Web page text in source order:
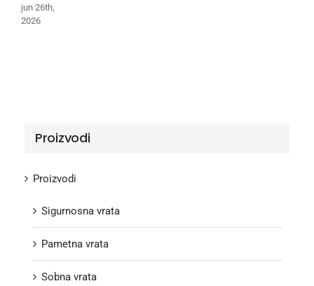
jun 26th,
2026
Proizvodi
Proizvodi
Sigurnosna vrata
Pametna vrata
Sobna vrata